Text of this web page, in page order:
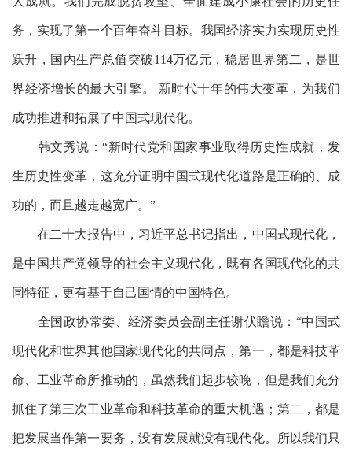
务，实现了第一个百年奋斗目标。我国经济实力实现历史性
跃升，国内生产总值突破114万亿元，稳居世界第二，是世
界经济增长的最大引擎。 新时代十年的伟大变革，为我们
成功推进和拓展了中国式现代化。
韩文秀说：“新时代党和国家事业取得历史性成就，发
生历史性变革，这充分证明中国式现代化道路是正确的、成
功的，而且越走越宽广。”
在二十大报告中，习近平总书记指出，中国式现代化，
是中国共产党领导的社会主义现代化，既有各国现代化的共
同特征，更有基于自己国情的中国特色。
全国政协常委、经济委员会副主任谢伏瞻说： “中国式
现代化和世界其他国家现代化的共同点，第一，都是科技革
命、工业革命所推动的，虽然我们起步较晚，但是我们充分
抓住了第三次工业革命和科技革命的重大机遇；第二，都是
把发展当作第一要务，没有发展就没有现代化。所以我们只